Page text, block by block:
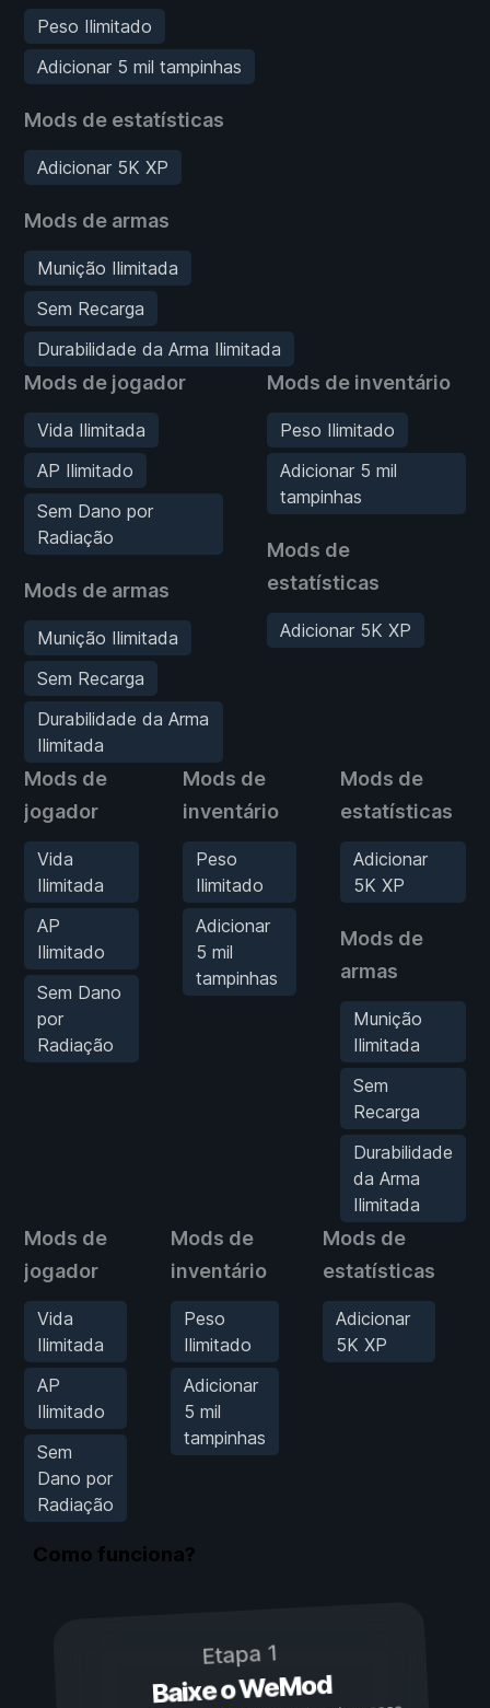
Peso Ilimitado
Adicionar 5 mil tampinhas
Mods de estatísticas
Adicionar 5K XP
Mods de armas
Munição Ilimitada
Sem Recarga
Durabilidade da Arma Ilimitada
Mods de jogador
Vida Ilimitada
AP Ilimitado
Sem Dano por
Radiação
Mods de armas
Munição Ilimitada
Sem Recarga
Durabilidade da Arma
Ilimitada
Mods de inventário
Peso Ilimitado
Adicionar 5 mil
tampinhas
Mods de
estatísticas
Adicionar 5K XP
Mods de
jogador
Vida
Ilimitada
AP
Ilimitado
Sem Dano
por
Radiação
Mods de
inventário
Peso
Ilimitado
Adicionar
5 mil
tampinhas
Mods de
estatísticas
Adicionar
5K XP
Mods de
armas
Munição
Ilimitada
Sem
Recarga
Durabilidade
da Arma
Ilimitada
Mods de
jogador
Vida
Ilimitada
AP
Ilimitado
Sem
Dano por
Radiação
Mods de
inventário
Peso
Ilimitado
Adicionar
5 mil
tampinhas
Mods de
estatísticas
Adicionar
5K XP
Como funciona?
Etapa 1
Baixe o WeMod